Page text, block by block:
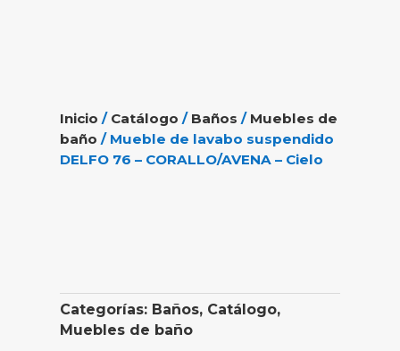
Inicio / Catálogo / Baños / Muebles de
baño / Mueble de lavabo suspendido
DELFO 76 – CORALLO/AVENA – Cielo
Categorías: Baños, Catálogo,
Muebles de baño